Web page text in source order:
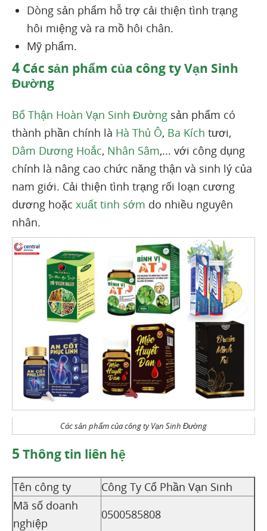
Dòng sản phẩm hỗ trợ cải thiện tình trạng
hôi miệng và ra mồ hôi chân.
Mỹ phẩm.
4 Các sản phẩm của công ty Vạn Sinh
Đường
Bổ Thận Hoàn Vạn Sinh Đường sản phẩm có
thành phần chính là Hà Thủ Ô, Ba Kích tươi,
Dâm Dương Hoắc, Nhân Sâm,... với công dụng
chính là nâng cao chức năng thận và sinh lý của
nam giới. Cải thiện tình trạng rối loạn cương
dương hoặc xuất tinh sớm do nhiều nguyên
nhân.
Các sản phẩm của công ty Vạn Sinh Đường
5 Thông tin liên hệ
Tên công ty
Công Ty Cổ Phần Vạn Sinh
Mã số doanh
nghiệp
0500585808